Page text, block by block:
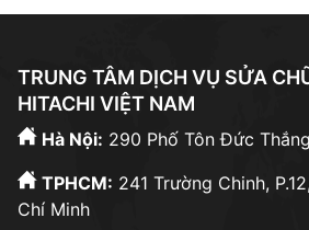
TRUNG TÂM DỊCH VỤ SỬA
HITACHI VIỆT NAM
Hà Nội: 290 Phố Tôn Đức
TPHCM: 241 Trường Chinh,
Chí Minh